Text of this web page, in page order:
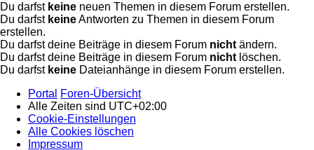
Du darfst keine neuen Themen in diesem Forum erstellen.
Du darfst keineAntworten zu Themen in diesem Forum
erstellen.
Du darfst deine Beiträge in diesem Forum nicht ändern.
Du darfst deine Beiträge in diesem Forum nicht löschen.
Du darfst keine Dateianhänge in diesem Forum erstellen.
Portal
Foren-Übersicht
Alle Zeiten sind UTC+02:00
Cookie-Einstellungen
Alle Cookies löschen
Impressum